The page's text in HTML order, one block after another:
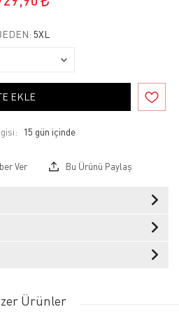
5XL
EKLE
Ver Bu Ürünü Paylaş
Ürünler